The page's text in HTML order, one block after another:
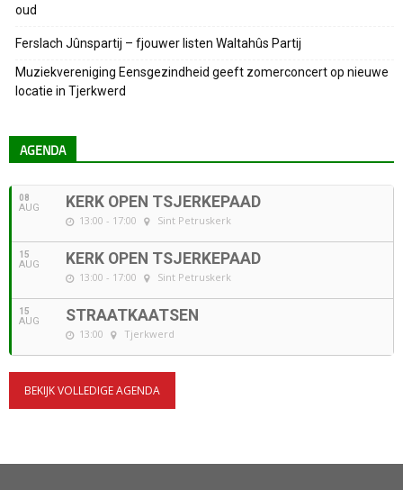
oud
Ferslach Jûnspartij – fjouwer listen Waltahûs Partij
Muziekvereniging Eensgezindheid geeft zomerconcert op nieuwe
locatie in Tjerkwerd
AGENDA
08
AUG KERK OPEN TSJERKEPAAD
13:00 - 17:00 Sint Petruskerk
15
AUG KERK OPEN TSJERKEPAAD
13:00 - 17:00 Sint Petruskerk
15
AUG STRAATKAATSEN
13:00 Tjerkwerd
BEKIJK VOLLEDIGE AGENDA